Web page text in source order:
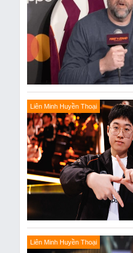
Liên Minh Huyền Thoại
Liên Minh Huyền Thoại